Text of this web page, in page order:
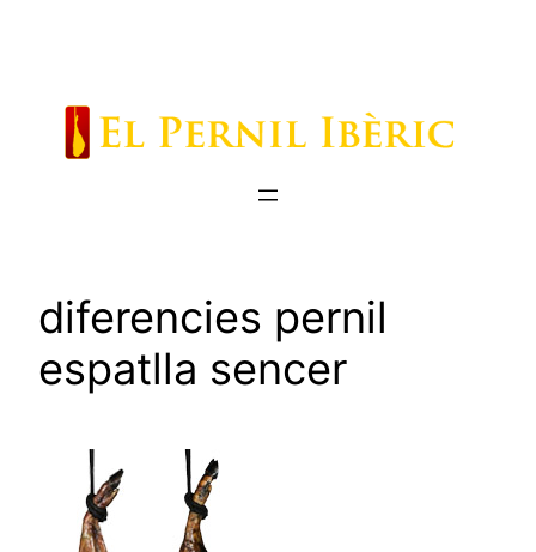
diferencies pernil
espatlla sencer